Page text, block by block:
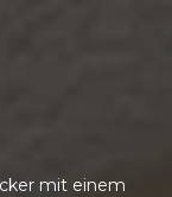
mit einem